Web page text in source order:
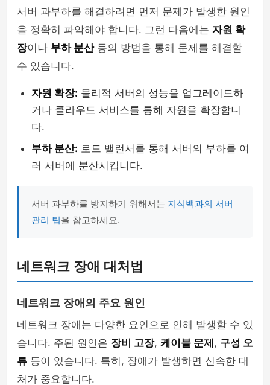
서버 과부하를 해결하려면 먼저 문제가 발생한 원인
을 정확히 파악해야 합니다. 그런 다음에는 자원 확
장이나 부하 분산등의 방법을 통해 문제를 해결할
수 있습니다.
자원 확장: 물리적 서버의 성능을 업그레이드하
거나 클라우드 서비스를 통해 자원을 확장합니
다.
부하 분산: 로드 밸런서를 통해 서버의 부하를 여
러 서버에 분산시킵니다.
서버 과부하를 방지하기 위해서는 지식백과의 서버
관리 팁을 참고하세요.
네트워크 장애 대처법
네트워크 장애의 주요 원인
네트워크 장애는 다양한 요인으로 인해 발생할 수 있
습니다. 주된 원인은 장비 고장, 케이블 문제 , 구성 오
류 등이 있습니다. 특히, 장애가 발생하면 신속한 대
처가 중요합니다.